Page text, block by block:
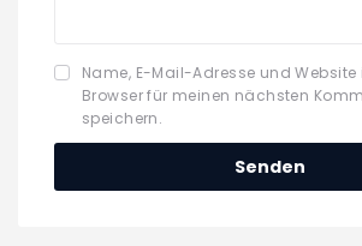
Name, E-Mail-Adresse und Website
Browser für meinen nächsten
speichern.